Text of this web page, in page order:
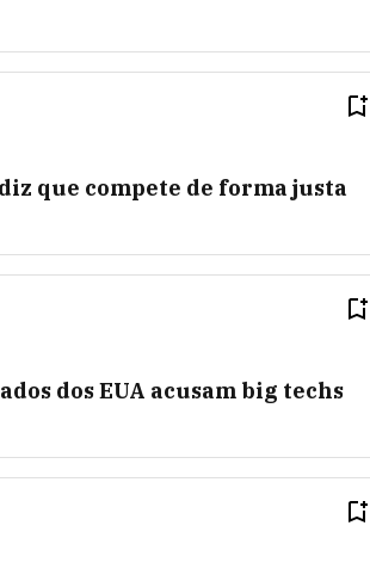
que compete de forma justa
dos EUA acusam big techs